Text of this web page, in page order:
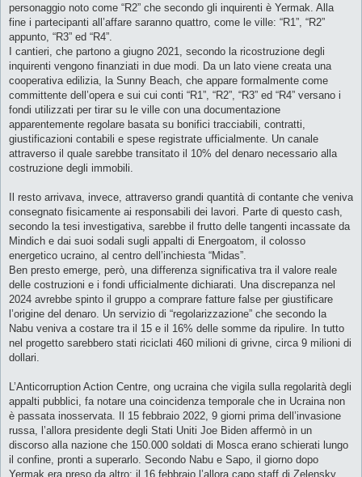
personaggio noto come “R2” che secondo gli inquirenti è Yermak. Alla
fine i partecipanti all’affare saranno quattro, come le ville: “R1”, “R2”
appunto, “R3” ed “R4”.
I cantieri, che partono a giugno 2021, secondo la ricostruzione degli
inquirenti vengono finanziati in due modi. Da un lato viene creata una
cooperativa edilizia, la Sunny Beach, che appare formalmente come
committente dell’opera e sui cui conti “R1”, “R2”, “R3” ed “R4” versano i
fondi utilizzati per tirar su le ville con una documentazione
apparentemente regolare basata su bonifici tracciabili, contratti,
giustificazioni contabili e spese registrate ufficialmente. Un canale
attraverso il quale sarebbe transitato il 10% del denaro necessario alla
costruzione degli immobili.
Il resto arrivava, invece, attraverso grandi quantità di contante che veniva
consegnato fisicamente ai responsabili dei lavori. Parte di questo cash,
secondo la tesi investigativa, sarebbe il frutto delle tangenti incassate da
Mindich e dai suoi sodali sugli appalti di Energoatom, il colosso
energetico ucraino, al centro dell’inchiesta “Midas”.
Ben presto emerge, però, una differenza significativa tra il valore reale
delle costruzioni e i fondi ufficialmente dichiarati. Una discrepanza nel
2024 avrebbe spinto il gruppo a comprare fatture false per giustificare
l’origine del denaro. Un servizio di “regolarizzazione” che secondo la
Nabu veniva a costare tra il 15 e il 16% delle somme da ripulire. In tutto
nel progetto sarebbero stati riciclati 460 milioni di grivne, circa 9 milioni di
dollari.
L’Anticorruption Action Centre, ong ucraina che vigila sulla regolarità degli
appalti pubblici, fa notare una coincidenza temporale che in Ucraina non
è passata inosservata. Il 15 febbraio 2022, 9 giorni prima dell’invasione
russa, l’allora presidente degli Stati Uniti Joe Biden affermò in un
discorso alla nazione che 150.000 soldati di Mosca erano schierati lungo
il confine, pronti a superarlo. Secondo Nabu e Sapo, il giorno dopo
Yermak era preso da altro: il 16 febbraio l’allora capo staff di Zelensky